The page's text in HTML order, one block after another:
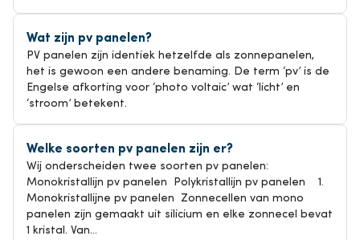
Wat zijn pv panelen?
PV panelen zijn identiek hetzelfde als zonnepanelen,
het is gewoon een andere benaming. De term ‘pv’ is de
Engelse afkorting voor ‘photo voltaic’ wat ‘licht’ en
‘stroom’ betekent.
Welke soorten pv panelen zijn er?
Wij onderscheiden twee soorten pv panelen:
Monokristallijn pv panelen Polykristallijn pv panelen 1.
Monokristallijne pv panelen Zonnecellen van mono
panelen zijn gemaakt uit silicium en elke zonnecel bevat
1 kristal. Van...